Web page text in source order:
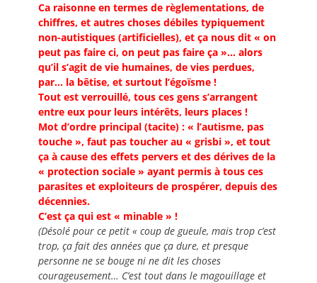
Ca raisonne en termes de règlementations, de
chiffres, et autres choses débiles typiquement
non-autistiques (artificielles), et ça nous dit « on
peut pas faire ci, on peut pas faire ça »… alors
qu’il s’agit de vie humaines, de vies perdues,
par… la bêtise, et surtout l’égoïsme !
Tout est verrouillé, tous ces gens s’arrangent
entre eux pour leurs intérêts, leurs places !
Mot d’ordre principal (tacite) : « l’autisme, pas
touche », faut pas toucher au « grisbi », et tout
ça à cause des effets pervers et des dérives de la
« protection sociale » ayant permis à tous ces
parasites et exploiteurs de prospérer, depuis des
décennies.
C’est ça qui est « minable » !
(Désolé pour ce petit « coup de gueule, mais trop c’est
trop, ça fait des années que ça dure, et presque
personne ne se bouge ni ne dit les choses
courageusement… C’est tout dans le magouillage et